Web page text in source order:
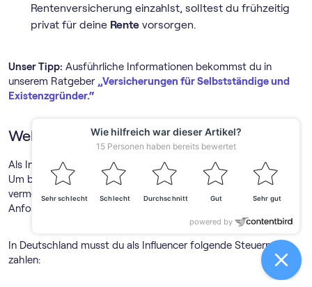
Rentenversicherung einzahlst, solltest du frühzeitig
privat für deine Rente vorsorgen.
Unser Tipp: Ausführliche Informationen bekommst du in
unserem Ratgeber „Versicherungen für Selbstständige und
Existenzgründer.“
Welche Steuern zahlt ein Influencer?
Als Influencer kommst du nicht um das Thema Steuern herum.
Um böse Überraschungen und hohe Nachzahlungen zu
vermeiden, solltest du dich frühzeitig mit den steuerlichen
Anforderungen vertraut machen.
In Deutschland musst du als Influencer folgende Steuern
zahlen: